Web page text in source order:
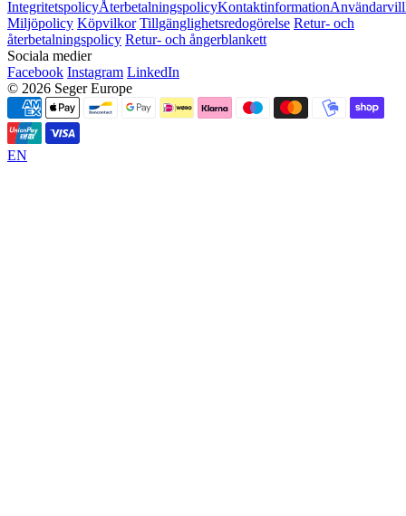
IntegritetspolicyÅterbetalningspolicyKontaktinformation
Miljöpolicy Köpvilkor Tillgänglighetsredogörelse Retur- och
återbetalningspolicy Retur- och ångerblankett
Sociala medier
Facebook Instagram LinkedIn
© 2026 Seger Europe
EN